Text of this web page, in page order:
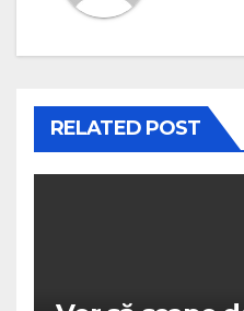
RELATED POST